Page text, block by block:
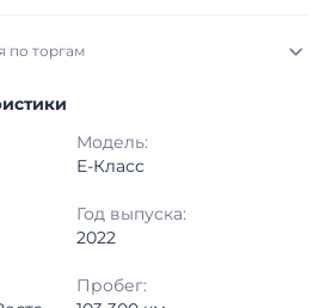
по торгам
12.12.2025, 10:00 МСК
15.12.2025, 13:06 МСК
Открытые торги
Модель:
E-Класс
Год выпуска:
2022
Пробег: